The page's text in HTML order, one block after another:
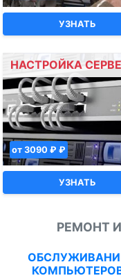
УЗНАТЬ
НАСТРОЙКА
от 3090 ₽ ₽
УЗНАТЬ
РЕМОНТ